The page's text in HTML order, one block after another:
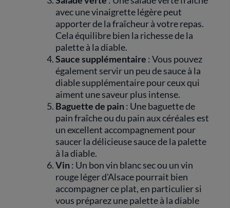
avec une vinaigrette légère peut
apporter de la fraîcheur à votre repas.
Cela équilibre bien la richesse de la
palette à la diable.
Sauce supplémentaire : Vous pouvez
également servir un peu de sauce à la
diable supplémentaire pour ceux qui
aiment une saveur plus intense.
Baguette de pain: Une baguette de
pain fraîche ou du pain aux céréales est
un excellent accompagnement pour
saucer la délicieuse sauce de la palette
à la diable.
Vin: Un bon vin blanc sec ou un vin
rouge léger d'Alsace pourrait bien
accompagner ce plat, en particulier si
vous préparez une palette à la diable